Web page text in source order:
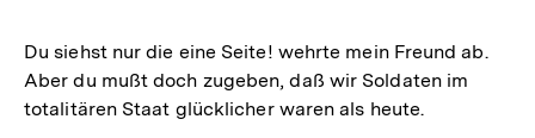
Du siehst nur die eine Seite! wehrte mein Freund ab.
Aber du mußt doch zugeben, daß wir Soldaten im
totalitären Staat glücklicher waren als heute.